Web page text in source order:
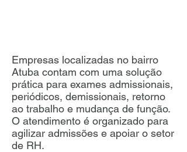
Empresas localizadas no bairro
Atuba contam com uma solução
prática para exames admissionais,
periódicos, demissionais, retorno
ao trabalho e mudança de função.
O atendimento é organizado para
agilizar admissões e apoiar o setor
de RH.